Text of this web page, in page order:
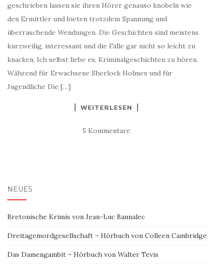
geschrieben lassen sie ihren Hörer genauso knobeln wie
den Ermittler und bieten trotzdem Spannung und
überraschende Wendungen. Die Geschichten sind meistens
kurzweilig, interessant und die Fälle gar nicht so leicht zu
knacken. Ich selbst liebe es, Kriminalgeschichten zu hören.
Während für Erwachsene Sherlock Holmes und für
Jugendliche Die […]
WEITERLESEN
5 Kommentare
NEUES
Bretonische Krimis von Jean-Luc Bannalec
Dreitagemordgesellschaft – Hörbuch von Colleen Cambridge
Das Damengambit – Hörbuch von Walter Tevis